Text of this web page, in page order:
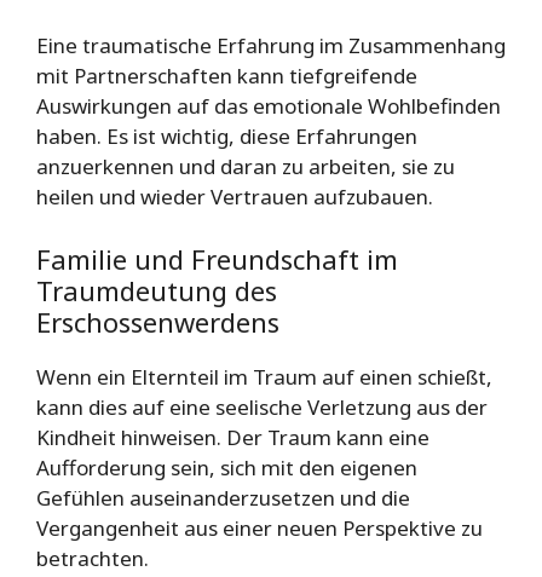
Eine traumatische Erfahrung im Zusammenhang
mit Partnerschaften kann tiefgreifende
Auswirkungen auf das emotionale Wohlbefinden
haben. Es ist wichtig, diese Erfahrungen
anzuerkennen und daran zu arbeiten, sie zu
heilen und wieder Vertrauen aufzubauen.
Familie und Freundschaft im
Traumdeutung des
Erschossenwerdens
Wenn ein Elternteil im Traum auf einen schießt,
kann dies auf eine seelische Verletzung aus der
Kindheit hinweisen. Der Traum kann eine
Aufforderung sein, sich mit den eigenen
Gefühlen auseinanderzusetzen und die
Vergangenheit aus einer neuen Perspektive zu
betrachten.